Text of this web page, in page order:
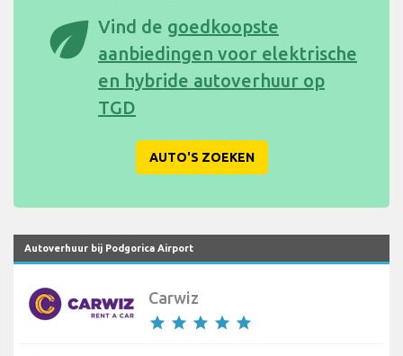
eco Vind de goedkoopste
aanbiedingen voor elektrische
en hybride autoverhuur op
TGD
AUTO'S ZOEKEN
Autoverhuur bij Podgorica Airport
Carwiz
star star star star star